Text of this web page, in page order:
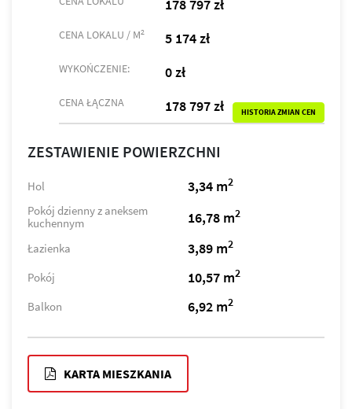
178 797 zł
CENA LOKALU / M2 5 174 zł
WYKOŃCZENIE: 0 zł
CENA ŁĄCZNA 178 797 zł HISTORIA ZMIAN CEN
ZESTAWIENIE POWIERZCHNI
Hol 3,34 m2
Pokój dzienny z aneksem
kuchennym
16,78 m2
Łazienka 3,89 m2
Pokój 10,57 m2
Balkon 6,92 m2
KARTA MIESZKANIA